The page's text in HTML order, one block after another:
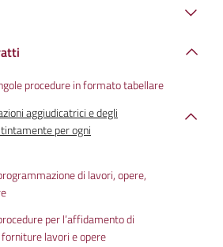
procedure in formato tabellare
aggiudicatrici e degli
per ogni
di lavori, opere,
per l’affidamento di
lavori e opere